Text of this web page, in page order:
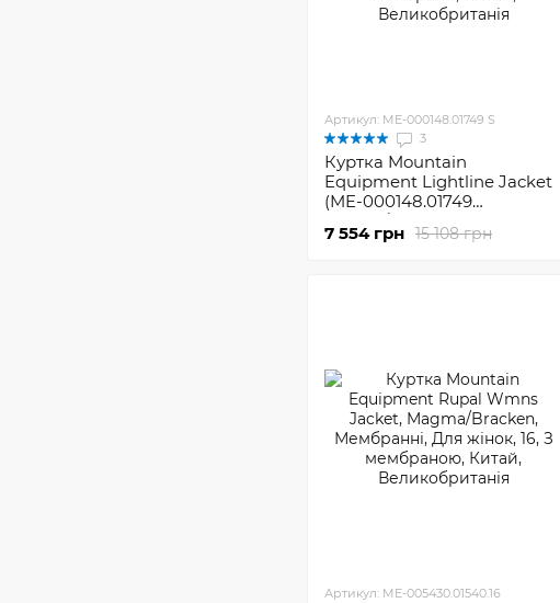
Артикул: ME-000148.01749 S
3
Куртка Mountain
Equipment Lightline Jacket
(ME-000148.01749
Confier/Acid liner)
15 108 грн
7 554 грн
Артикул: ME-005430.01540.16